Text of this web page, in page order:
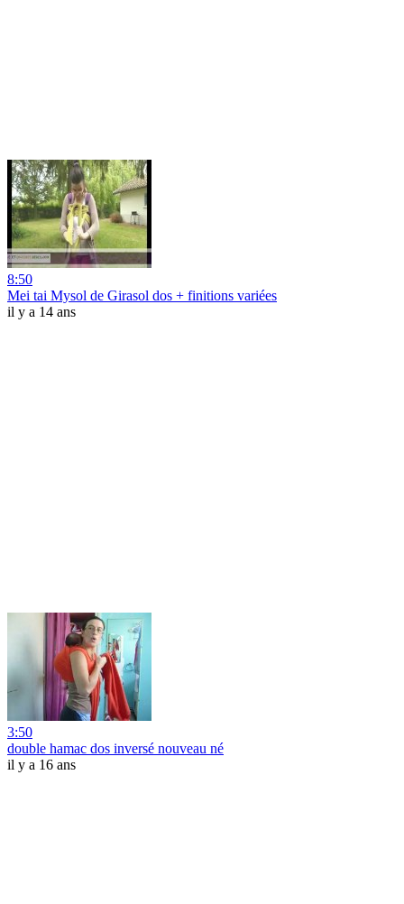
8:50
Mei tai Mysol de Girasol dos + finitions variées
il y a 14 ans
3:50
double hamac dos inversé nouveau né
il y a 16 ans